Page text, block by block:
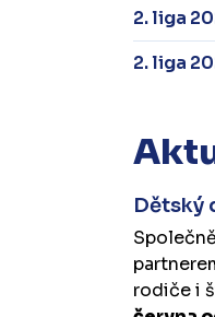
2. liga
2. liga
Dětský
rodiče i